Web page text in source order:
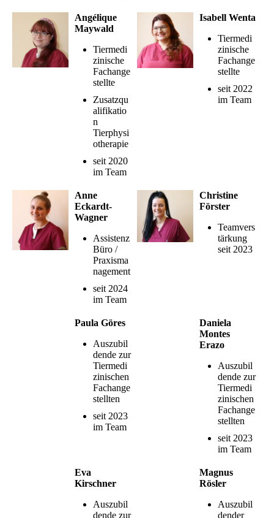
Angélique
Maywald
Tiermedi
zinische
Fachange
stellte
Zusatzqu
alifikatio
n
Tierphysi
otherapie
seit 2020
im Team
Isabell Wenta
Tiermedi
zinische
Fachange
stellte
seit 2022
im Team
Anne
Eckardt-
Wagner
Assistenz
Büro /
Praxisma
nagement
seit 2024
im Team
Christine
Förster
Teamvers
tärkung
seit 2023
Paula Göres
Auszubil
dende zur
Tiermedi
zinischen
Fachange
stellten
seit 2023
im Team
Daniela
Montes
Erazo
Auszubil
dende zur
Tiermedi
zinischen
Fachange
stellten
seit 2023
im Team
Eva
Kirschner
Auszubil
dende zur
Magnus
Rösler
Auszubil
dender